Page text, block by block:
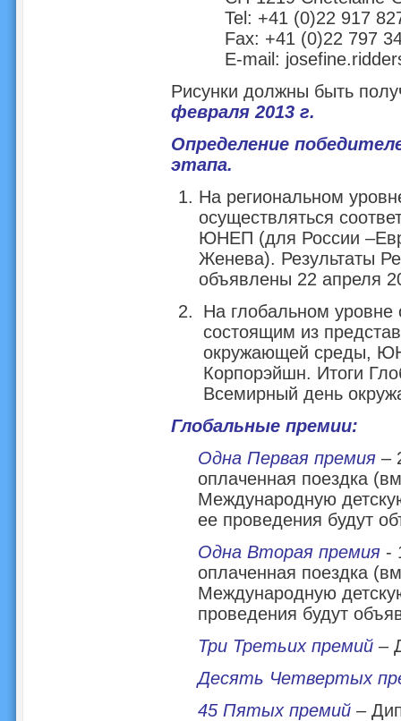
Tel: +41 (0)22 917
Fax: +41 (0)22 797
E-mail:
Рисунки должны быть
февраля 2013 г.
Определение
этапа.
На региональном
осуществляться
ЮНЕП (для России
Женева). Результаты
объявлены 22 апреля
На глобальном уровне
состоящим из
окружающей среды,
Корпорэйшн. Итоги
Всемирный день
Глобальные премии:
Одна Первая премия–
оплаченная поездка
Международную
ее проведения будут
Одна Вторая премия-
оплаченная поездка
Международную
проведения будут
Три Третьих премий–
Десять Четвертых
45 Пятых премий–